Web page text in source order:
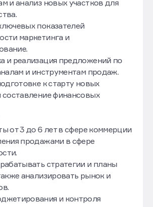
и анализ новых участков для
показателей
маркетинга и
и реализация предложений по
и инструментам продаж.
к старту новых
составление финансовых
от 3 до 6 лет в сфере коммерции
продажами в сфере
стратегии и планы
анализировать рынок и
и контроля